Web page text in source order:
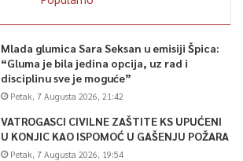
Mlada glumica Sara Seksan u emisiji Špica:
“Gluma je bila jedina opcija, uz rad i
disciplinu sve je moguće”
Petak, 7 Augusta 2026, 21:42
VATROGASCI CIVILNE ZAŠTITE KS UPUĆENI
U KONJIC KAO ISPOMOĆ U GAŠENJU POŽARA
Petak, 7 Augusta 2026, 19:54